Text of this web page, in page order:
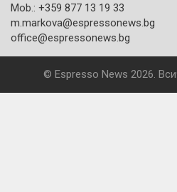
Mob.: +359 877 13 19 33
m.markova@espressonews.bg
office@espressonews.bg
© Espresso News 2026.